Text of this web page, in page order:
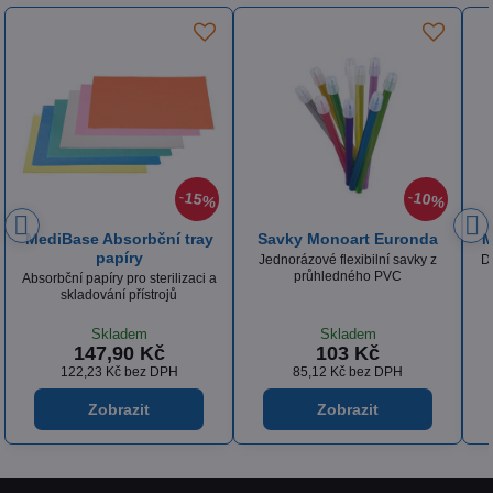
44%
MediBase Vatové válečky
Dentální válečky sterilizovatelné
v autoklávu, 300 g
Skladem
119 Kč
98,35 Kčbez DPH
Zobrazit
30%
Univerzální profylaktická
sací kanyla
Profylaktická kanyla šedá, 4 ks
Vyprodáno
469 Kč
387,60 Kčbez DPH
Zobrazit